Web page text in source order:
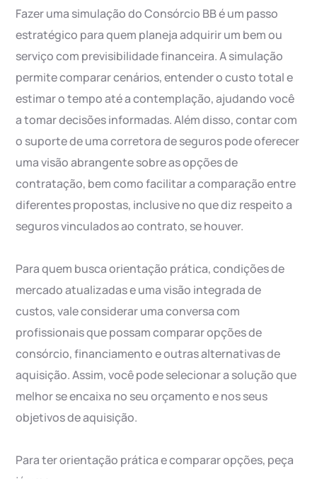
Fazer uma simulação do Consórcio BB é um passo
estratégico para quem planeja adquirir um bem ou
serviço com previsibilidade financeira. A simulação
permite comparar cenários, entender o custo total e
estimar o tempo até a contemplação, ajudando você
a tomar decisões informadas. Além disso, contar com
o suporte de uma corretora de seguros pode oferecer
uma visão abrangente sobre as opções de
contratação, bem como facilitar a comparação entre
diferentes propostas, inclusive no que diz respeito a
seguros vinculados ao contrato, se houver.
Para quem busca orientação prática, condições de
mercado atualizadas e uma visão integrada de
custos, vale considerar uma conversa com
profissionais que possam comparar opções de
consórcio, financiamento e outras alternativas de
aquisição. Assim, você pode selecionar a solução que
melhor se encaixa no seu orçamento e nos seus
objetivos de aquisição.
Para ter orientação prática e comparar opções, peça